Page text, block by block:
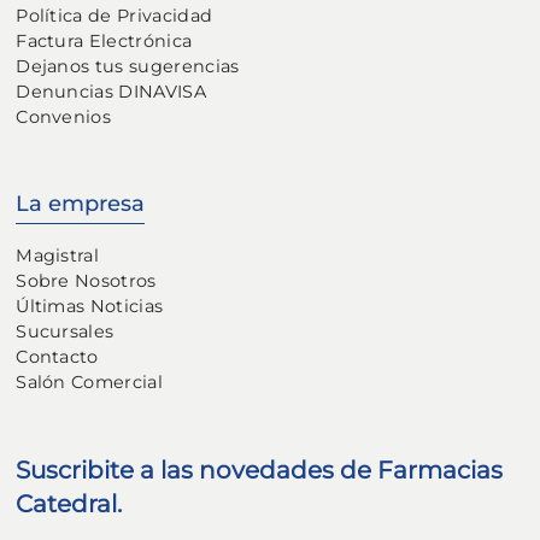
Política de Privacidad
Factura Electrónica
Dejanos tus sugerencias
Denuncias DINAVISA
Convenios
La empresa
Magistral
Sobre Nosotros
Últimas Noticias
Sucursales
Contacto
Salón Comercial
Suscribite a las novedades de Farmacias
Catedral.